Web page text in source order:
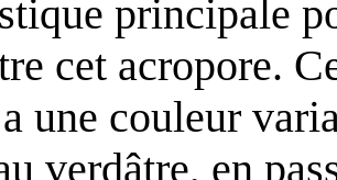
principale
cet acropore.
une couleur
verdâtre, en